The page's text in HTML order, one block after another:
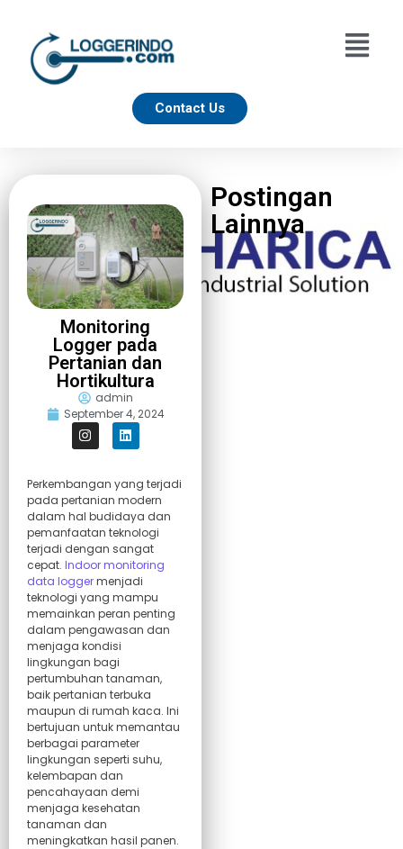
Contact Us
Monitoring
Logger pada
Pertanian dan
Hortikultura
admin
September 4, 2024
Perkembangan yang terjadi
pada pertanian modern
dalam hal budidaya dan
pemanfaatan teknologi
terjadi dengan sangat
cepat. Indoor monitoring
data loggermenjadi
teknologi yang mampu
memainkan peran penting
dalam pengawasan dan
menjaga kondisi
lingkungan bagi
pertumbuhan tanaman,
baik pertanian terbuka
maupun di rumah kaca. Ini
bertujuan untuk memantau
berbagai parameter
lingkungan seperti suhu,
kelembapan dan
pencahayaan demi
menjaga kesehatan
tanaman dan
meningkatkan hasil panen.
Postingan
Lainnya